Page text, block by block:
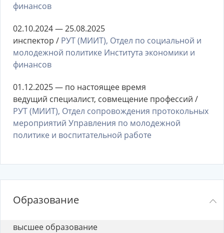
финансов
02.10.2024 — 25.08.2025
инспектор / РУТ (МИИТ), Отдел по социальной и
молодежной политике Института экономики и
финансов
01.12.2025 — по настоящее время
ведущий специалист, совмещение профессий /
РУТ (МИИТ), Отдел сопровождения протокольных
мероприятий Управления по молодежной
политике и воспитательной работе
Образование
высшее образование